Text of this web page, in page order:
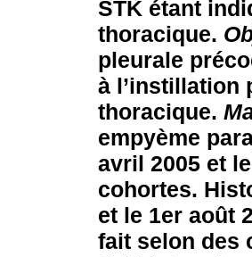
STK étant
thoracique.
pleurale
à l’instillation
thoracique.
empyème
avril 2005 et
cohortes.
et le 1er août
fait selon des